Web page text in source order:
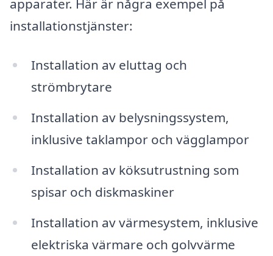
apparater. Här är några exempel på
installationstjänster:
Installation av eluttag och
strömbrytare
Installation av belysningssystem,
inklusive taklampor och vägglampor
Installation av köksutrustning som
spisar och diskmaskiner
Installation av värmesystem, inklusive
elektriska värmare och golvvärme